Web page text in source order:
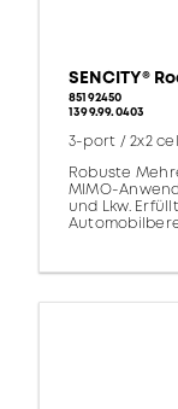
SENCITY®
85192450
1399.99.0403
3-port / 2x2
Robuste
MIMO-
und Lkw.